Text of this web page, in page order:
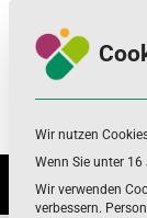
navigation
content
Infos
und
Wir nutzen
Wenn Sie unter
Wir verwenden
verbessern.